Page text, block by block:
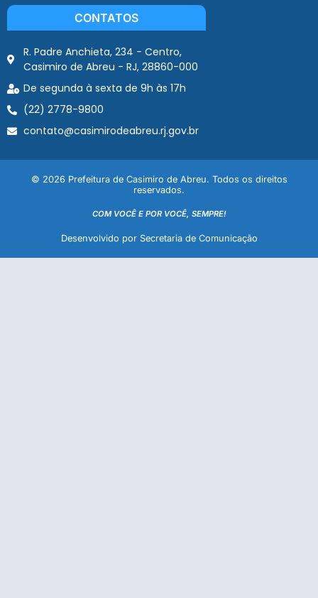
CONTATOS
R. Padre Anchieta, 234 - Centro,
Casimiro de Abreu - RJ, 28860-000
De segunda à sexta de 9h às 17h
(22) 2778-9800
contato@casimirodeabreu.rj.gov.br
© 2026 Prefeitura de Casimiro de Abreu. Todos os direitos
reservados.
COM VOCÊ E POR VOCÊ, SEMPRE!
Desenvolvido por Secretaria de Comunicação